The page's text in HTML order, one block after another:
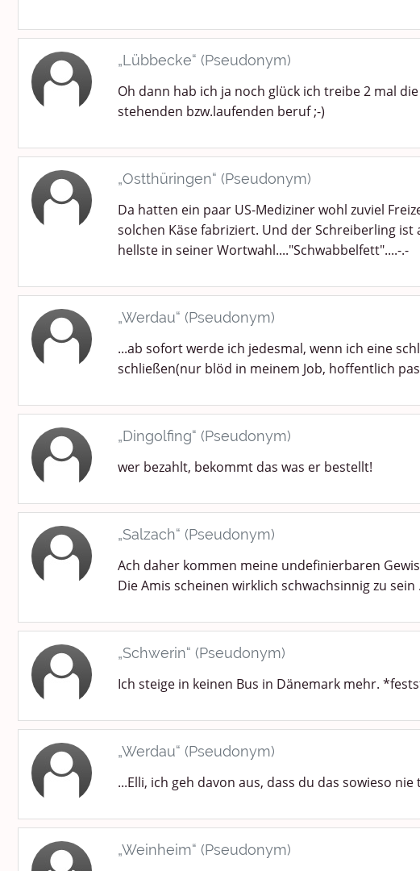
„Lübbecke“ (Pseudonym)
Oh dann hab ich ja noch glück ich treibe 2 mal
stehenden bzw.laufenden beruf ;-)
„Ostthüringen“ (Pseudonym)
Da hatten ein paar US-Mediziner wohl zuviel
solchen Käse fabriziert. Und der Schreiberling
hellste in seiner Wortwahl...."Schwabbelfett"....-.-
„Werdau“ (Pseudonym)
...ab sofort werde ich jedesmal, wenn ich eine
schließen(nur blöd in meinem Job, hoffentlich
„Dingolfing“ (Pseudonym)
wer bezahlt, bekommt das was er bestellt!
„Salzach“ (Pseudonym)
Ach daher kommen meine undefinierbaren
Die Amis scheinen wirklich schwachsinnig zu sein .
„Schwerin“ (Pseudonym)
Ich steige in keinen Bus in Dänemark mehr.
„Werdau“ (Pseudonym)
...Elli, ich geh davon aus, dass du das sowieso
„Weinheim“ (Pseudonym)